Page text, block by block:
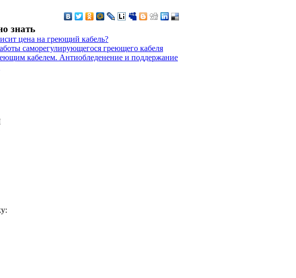
знать
цена на греющий кабель?
саморегулирующегося греющего кабеля
кабелем. Антиобледенение и поддержание